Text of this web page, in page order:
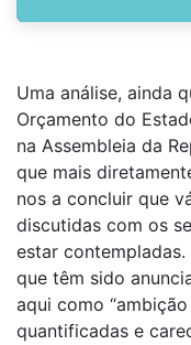
Uma análise, ainda
Orçamento do
na Assembleia da
que mais
nos a concluir que
discutidas com os
estar
que têm sido
aqui como
quantificadas e